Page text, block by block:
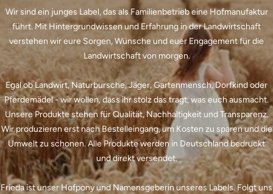
Wir sind ein junges Label, das als Familienbetrieb eine Hofmanufaktur
führt. Mit Hintergrundwissen und Erfahrung in der Landwirtschaft
verstehen wir eure Sorgen, Wünsche und euer Engagement für die
Landwirtschaft von morgen.
Egal ob Landwirt, Naturbursche, Jäger, Gartenmensch, Dorfkind oder
Pferdemädel - wir wollen, dass ihr stolz das tragt, was euch ausmacht.
Unsere Produkte stehen für Qualität, Nachhaltigkeit und Transparenz.
Wir produzieren erst nach Bestelleingang, um Kosten zu sparen und die
Umwelt zu schonen. Alle Produkte werden in Deutschland bedruckt
und direkt versendet.
Frieda ist unser Hofpony und Namensgeberin unseres Labels. Folgt uns